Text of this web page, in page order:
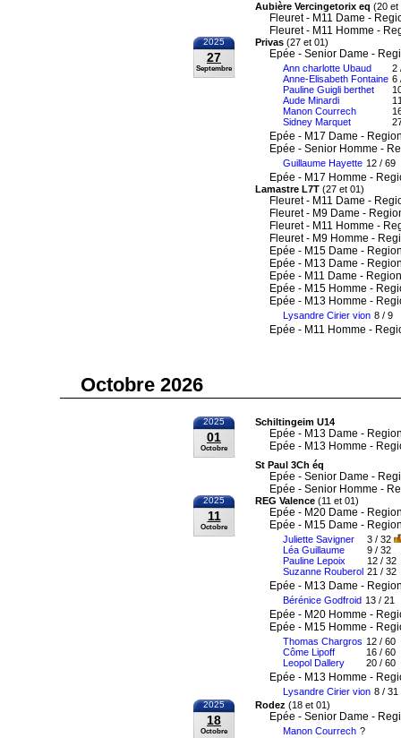
Aubière Vercingetorix eq (20 et
Fleuret - M11 Dame -
Fleuret - M11 Homme -
2025
27
Septembre
Privas (27 et 01)
Epée - Senior Dame -
Ann charlotte Ubaud
Anne-Elisabeth Fontaine
Pauline Guigli berthet
Aude Minardi
Manon Courrech
Sidney Marquet
2
6
Epée - M17 Dame -
Epée - Senior Homme -
Guillaume Hayette 12 / 69
Epée - M17 Homme -
Lamastre L7T (27 et 01)
Fleuret - M11 Dame -
Fleuret - M9 Dame -
Fleuret - M11 Homme -
Fleuret - M9 Homme -
Epée - M15 Dame -
Epée - M13 Dame -
Epée - M11 Dame -
Epée - M15 Homme -
Epée - M13 Homme -
Lysandre Cirier vion 8 / 9
Epée - M11 Homme -
Octobre 2026
2025
01
Octobre
Schiltingeim U14
Epée - M13 Dame -
Epée - M13 Homme -
St Paul 3Ch éq
Epée - Senior Dame -
Epée - Senior Homme -
2025
11
Octobre
REG Valence (11 et 01)
Epée - M20 Dame -
Epée - M15 Dame -
Juliette Savigner
Léa Guillaume
Pauline Lepoix
Suzanne Rouberol
3 / 32
9 / 32
12 / 32
21 / 32
Epée - M13 Dame -
Bérénice Godfroid 13 / 21
Epée - M20 Homme -
Epée - M15 Homme -
Thomas Chargros
Côme Lipoff
Leopol Dallery
12 / 60
16 / 60
20 / 60
Epée - M13 Homme -
Lysandre Cirier vion 8 / 31
2025
18
Octobre
Rodez (18 et 01)
Epée - Senior Dame -
Manon Courrech ?